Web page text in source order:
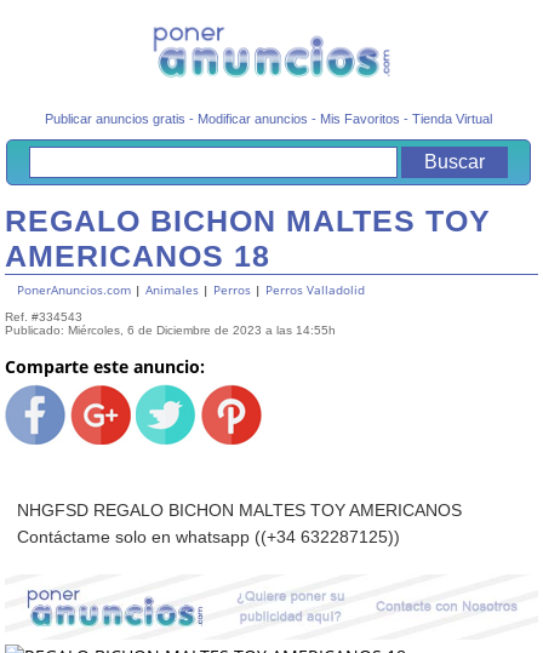
Publicar anuncios gratis - Modificar anuncios - Mis Favoritos -Tienda Virtual
REGALO BICHON MALTES TOY
AMERICANOS 18
PonerAnuncios.com |Animales | Perros | Perros Valladolid
Ref. #334543
Publicado: Miércoles, 6 de Diciembre de 2023 a las 14:55h
Comparte este anuncio:
NHGFSD REGALO BICHON MALTES TOY AMERICANOS
Contáctame solo en whatsapp ((+34 632287125))